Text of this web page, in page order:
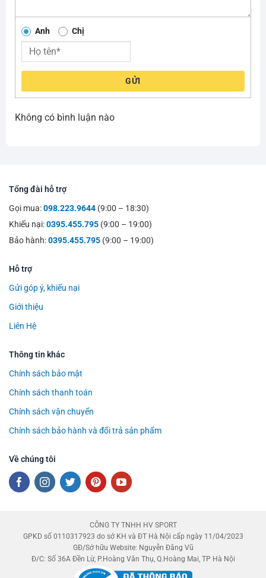
Anh Chị
GỬI
Không có bình luận nào
Tổng đài hỗ trợ
Gọi mua:098.223.9644 (9:00 – 18:30)
Khiếu nại:0395.455.795 (9:00 – 19:00)
Bảo hành:0395.455.795 (9:00 – 19:00)
Hỗ trợ
Gửi góp ý, khiếu nại
Giới thiệu
Liên Hệ
Thông tin khác
Chính sách bảo mật
Chính sách thanh toán
Chính sách vận chuyển
Chính sách bảo hành và đổi trả sản phẩm
Về chúng tôi
CÔNG TY TNHH HV SPORT
GPKD số 0110317923 do sở KH và ĐT Hà Nội cấp ngày 11/04/2023
GĐ/Sở hữu Website: Nguyễn Đăng Vũ
Đ/C: Số 36A Đền Lừ, P.Hoàng Văn Thụ, Q.Hoàng Mai, TP Hà Nội